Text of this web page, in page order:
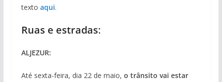
texto aqui.
Ruas e estradas:
ALJEZUR:
Até sexta-feira, dia 22 de maio, o trânsito vai estar